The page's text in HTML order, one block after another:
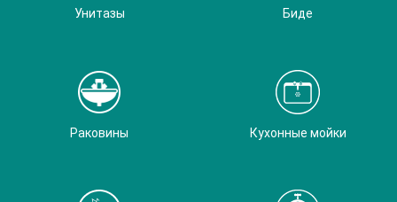
Унитазы Биде
Раковины Кухонные мойки